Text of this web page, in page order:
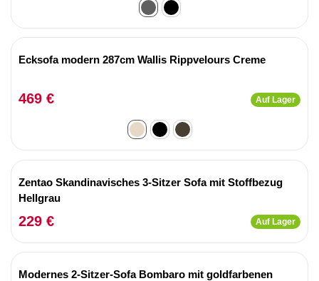
Ecksofa modern 287cm Wallis Rippvelours Creme
469 € Auf Lager
Zentao Skandinavisches 3-Sitzer Sofa mit Stoffbezug
Hellgrau
229 € Auf Lager
Modernes 2-Sitzer-Sofa Bombaro mit goldfarbenen